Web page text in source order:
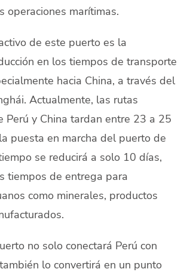
operaciones marítimas.
de este puerto es la
en los tiempos de transporte
hacia China, a través del
Actualmente, las rutas
Perú y China tardan entre 23 a 25
puesta en marcha del puerto de
se reducirá a solo 10 días,
tiempos de entrega para
como minerales, productos
no solo conectará Perú con
lo convertirá en un punto